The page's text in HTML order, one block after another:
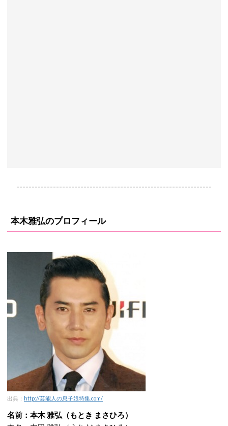
----------------------------------------------------------------
本木雅弘のプロフィール
出典： http://芸能人の息子娘特集.com/
名前：本木 雅弘（もとき まさひろ）